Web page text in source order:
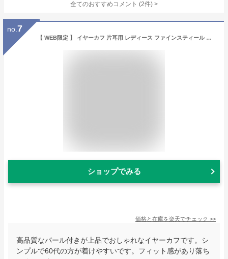
全てのおすすめコメント (2件) >
no. 7
【 WEB限定 】 イヤーカフ 片耳用 レディース ファインスティール ステンレス アレルギー対応 【 BLOOM ブルーム 】 プレゼント 贈り物 ギフト 20代 30代 40代 50代 60代 ジュエリー
ショップでみる
価格と在庫を楽天でチェック >>
高品質なパール付きが上品でおしゃれなイヤーカフです。シ
ンプルで60代の方が着けやすいです。フィット感があり落ち